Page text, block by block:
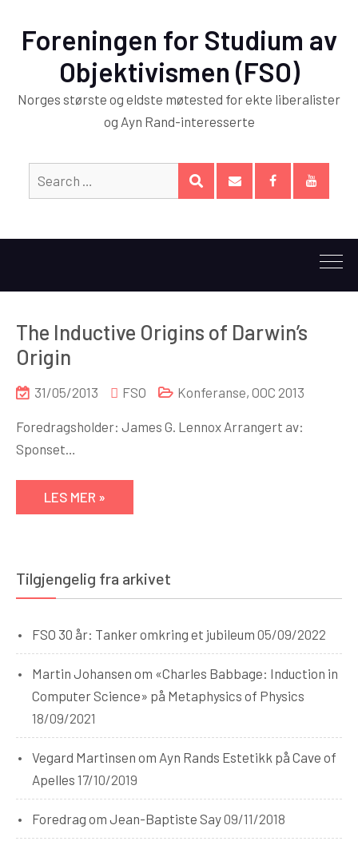
Foreningen for Studium av
Objektivismen (FSO)
Norges største og eldste møtested for ekte liberalister
og Ayn Rand-interesserte
Search
for:
SEARCH
The Inductive Origins of Darwin’s
Origin
31/05/2013 FSO Konferanse, OOC 2013
Foredragsholder: James G. Lennox Arrangert av:
Sponset…
LES MER »
Tilgjengelig fra arkivet
FSO 30 år: Tanker omkring et jubileum 05/09/2022
Martin Johansen om «Charles Babbage: Induction in
Computer Science» på Metaphysics of Physics
18/09/2021
Vegard Martinsen om Ayn Rands Estetikk på Cave of
Apelles 17/10/2019
Foredrag om Jean-Baptiste Say09/11/2018